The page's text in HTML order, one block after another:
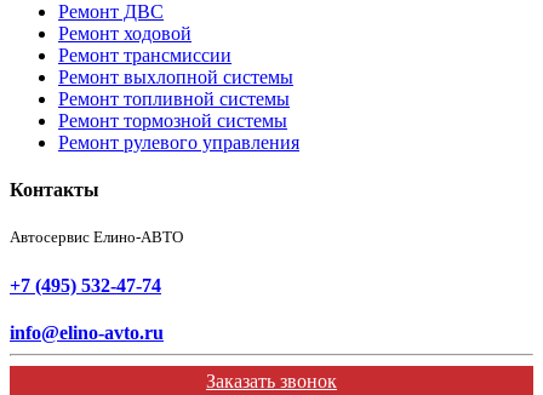
Ремонт ДВС
Ремонт ходовой
Ремонт трансмиссии
Ремонт выхлопной системы
Ремонт топливной системы
Ремонт тормозной системы
Ремонт рулевого управления
Контакты
Автосервис Елино-АВТО
+7 (495) 532-47-74
info@elino-avto.ru
Заказать звонок